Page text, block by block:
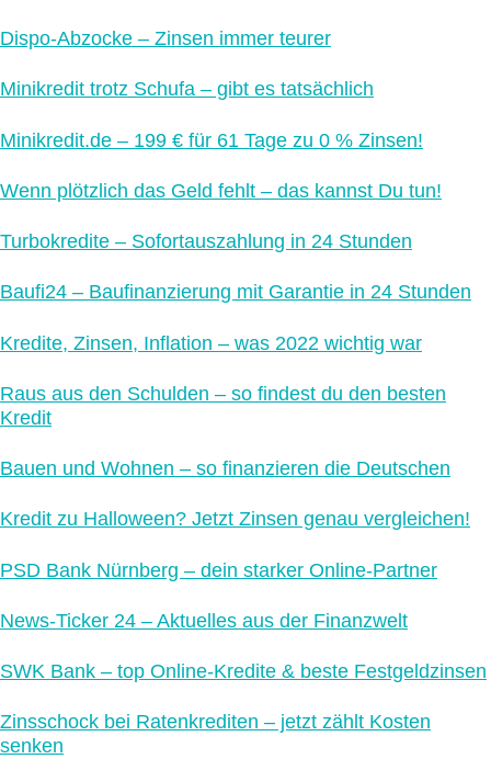
Dispo-Abzocke – Zinsen immer teurer
Minikredit trotz Schufa – gibt es tatsächlich
Minikredit.de – 199 € für 61 Tage zu 0 % Zinsen!
Wenn plötzlich das Geld fehlt – das kannst Du tun!
Turbokredite – Sofortauszahlung in 24 Stunden
Baufi24 – Baufinanzierung mit Garantie in 24 Stunden
Kredite, Zinsen, Inflation – was 2022 wichtig war
Raus aus den Schulden – so findest du den besten
Kredit
Bauen und Wohnen – so finanzieren die Deutschen
Kredit zu Halloween? Jetzt Zinsen genau vergleichen!
PSD Bank Nürnberg – dein starker Online-Partner
News-Ticker 24 – Aktuelles aus der Finanzwelt
SWK Bank – top Online-Kredite & beste Festgeldzinsen
Zinsschock bei Ratenkrediten – jetzt zählt Kosten
senken